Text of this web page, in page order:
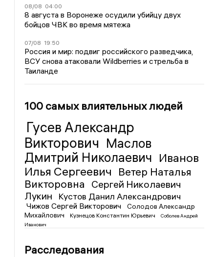
08/08 04:00
8 августа в Воронеже осудили убийцу двух
бойцов ЧВК во время мятежа
07/08 19:50
Россия и мир: подвиг российского разведчика,
ВСУ снова атаковали Wildberries и стрельба в
Таиланде
100 самых влиятельных людей
Гусев Александр
Викторович Маслов
Дмитрий Николаевич Иванов
Илья Сергеевич
Ветер Наталья
Викторовна
Сергей Николаевич
Лукин
Кустов Данил Александрович
Чижов Сергей Викторович
Солодов Александр
Михайлович
Кузнецов Константин Юрьевич
Соболев Андрей
Иванович
Расследования